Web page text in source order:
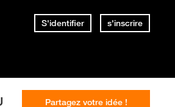
S'identifier s'inscrire
Partagez votre idée !